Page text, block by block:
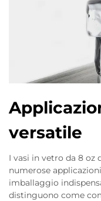
versatile
I vasi in vetro da 8
numerose
imballaggio
distinguono come